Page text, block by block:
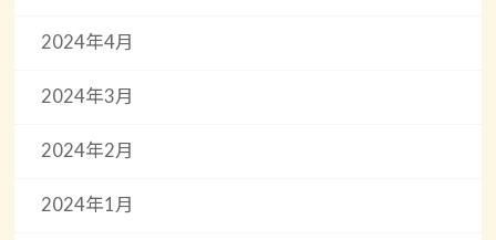
2024年4月
2024年3月
2024年2月
2024年1月